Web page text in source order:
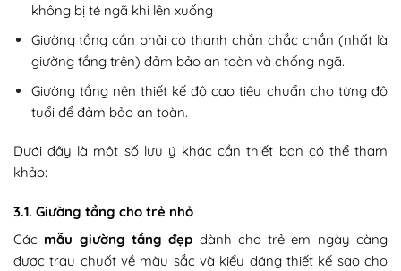
không bị té ngã khi lên xuống
Giường tầng cần phải có thanh chắn chắc chắn (nhất là
giường tầng trên) đảm bảo an toàn và chống ngã.
Giường tầng nên thiết kế độ cao tiêu chuẩn cho từng độ
tuổi để đảm bảo an toàn.
Dưới đây là một số lưu ý khác cần thiết bạn có thể tham
khảo:
3.1. Giường tầng cho trẻ nhỏ
Các mẫu giường tầng đẹp dành cho trẻ em ngày càng
được trau chuốt về màu sắc và kiểu dáng thiết kế sao cho